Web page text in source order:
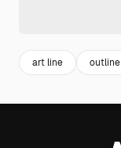
art line outline